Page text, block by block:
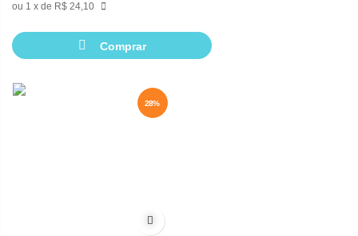
1 de R$ 24,10
Comprar
28%
28%
Adicionar à lista de desejos